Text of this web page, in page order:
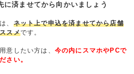
に済ませてから向かいましょう
、 ネット上で申込を済ませてから店舗
スメです。
意したい方は、 今の内にスマホやPCで
さい。